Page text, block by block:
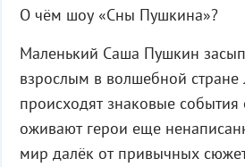
О чём шоу «Сны Пушкина»?
Маленький Саша Пушкин
взрослым в волшебной стране
происходят знаковые
оживают герои еще
мир далёк от привычных